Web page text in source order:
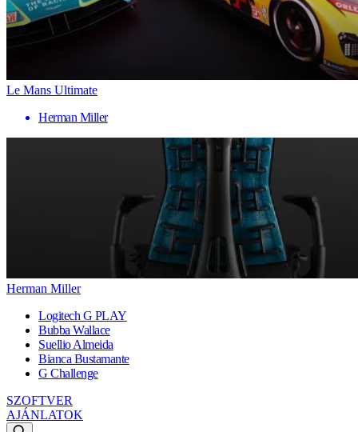
Le Mans Ultimate
Herman Miller
Herman Miller
Logitech G PLAY
Bubba Wallace
Suellio Almeida
Bianca Bustamante
G Challenge
SZOFTVER
AJÁNLATOK